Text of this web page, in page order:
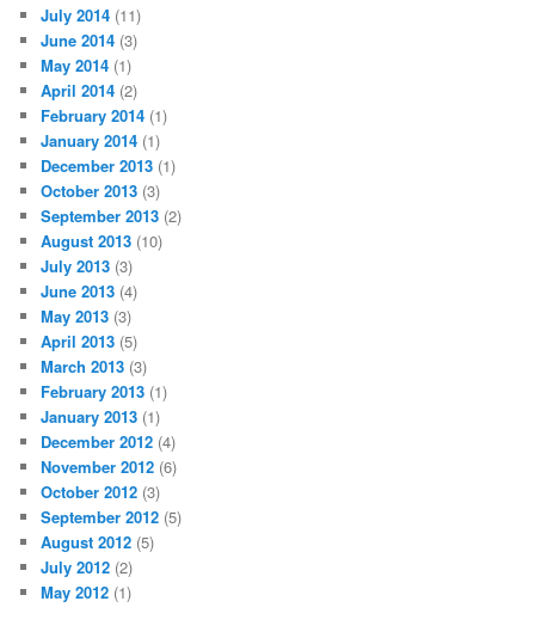
July 2014 (11)
June 2014 (3)
May 2014 (1)
April 2014 (2)
February 2014 (1)
January 2014 (1)
December 2013 (1)
October 2013 (3)
September 2013 (2)
August 2013 (10)
July 2013 (3)
June 2013 (4)
May 2013 (3)
April 2013 (5)
March 2013 (3)
February 2013 (1)
January 2013 (1)
December 2012 (4)
November 2012 (6)
October 2012 (3)
September 2012 (5)
August 2012 (5)
July 2012 (2)
May 2012 (1)